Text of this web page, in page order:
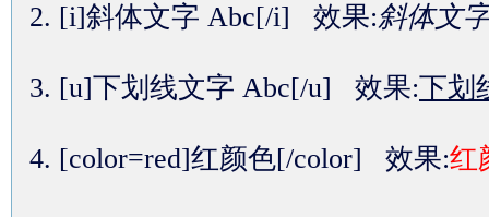
[i]斜体文字 Abc[/i] 效果:斜体文
[u]下划线文字 Abc[/u] 效果:下划
[color=red]红颜色[/color] 效果:红